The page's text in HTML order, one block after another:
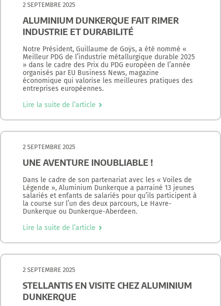
2 SEPTEMBRE 2025
ALUMINIUM DUNKERQUE FAIT RIMER
INDUSTRIE ET DURABILITÉ
Notre Président, Guillaume de Goÿs, a été nommé «
Meilleur PDG de l’industrie métallurgique durable 2025
» dans le cadre des Prix du PDG européen de l’année
organisés par EU Business News, magazine
économique qui valorise les meilleures pratiques des
entreprises européennes.
Lire la suite de l’article
2 SEPTEMBRE 2025
UNE AVENTURE INOUBLIABLE !
Dans le cadre de son partenariat avec les « Voiles de
Légende », Aluminium Dunkerque a parrainé 13 jeunes
salariés et enfants de salariés pour qu’ils participent à
la course sur l’un des deux parcours, Le Havre-
Dunkerque ou Dunkerque-Aberdeen.
Lire la suite de l’article
2 SEPTEMBRE 2025
STELLANTIS EN VISITE CHEZ ALUMINIUM
DUNKERQUE